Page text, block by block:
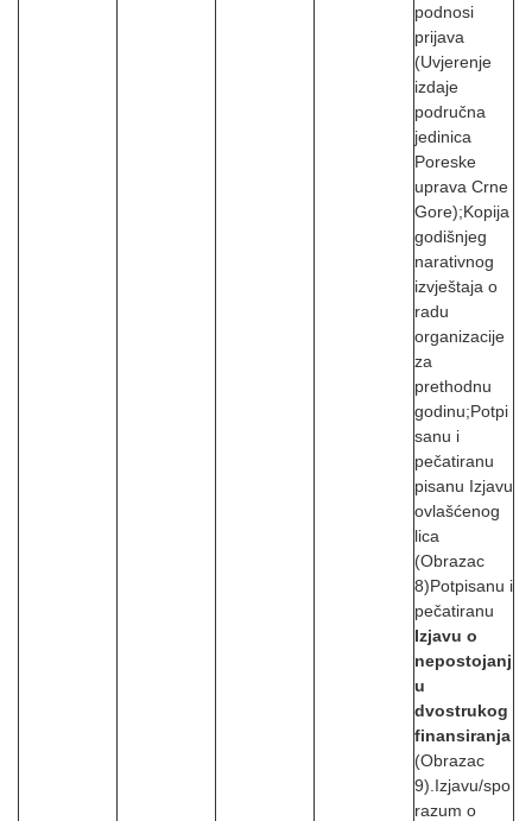
podnosi
prijava
(Uvjerenje
izdaje
područna
jedinica
Poreske
uprava Crne
Gore);Kopija
godišnjeg
narativnog
izvještaja o
radu
organizacije
za
prethodnu
godinu;Potpi
sanu i
pečatiranu
pisanu Izjavu
ovlašćenog
lica
(Obrazac
8)Potpisanu i
pečatiranu
Izjavu o
nepostojanj
u
dvostrukog
finansiranja
(Obrazac
9).Izjavu/spo
razum o